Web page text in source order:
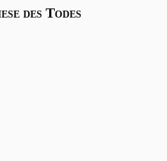
des Todes